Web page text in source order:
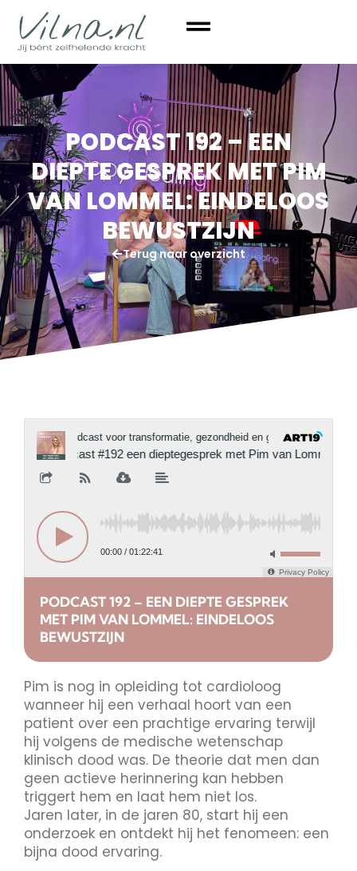
PODCAST 192 – EEN
DIEPTE GESPREK MET PIM
VAN LOMMEL: EINDELOOS
BEWUSTZIJN
Terug naar overzicht
Pim is nog in opleiding tot cardioloog
wanneer hij een verhaal hoort van een
patient over een prachtige ervaring terwijl
hij volgens de medische wetenschap
klinisch dood was. De theorie dat men dan
geen actieve herinnering kan hebben
triggert hem en laat hem niet los.
Jaren later, in de jaren 80, start hij een
onderzoek en ontdekt hij het fenomeen: een
bijna dood ervaring.
PODCAST 192 – EEN DIEPTE GESPREK
MET PIM VAN LOMMEL: EINDELOOS
BEWUSTZIJN